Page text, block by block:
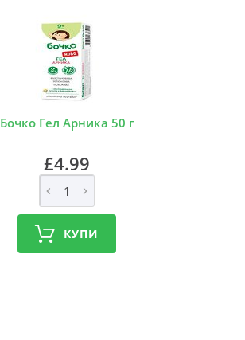
Бочко Гел Арника 50 г
£4.99
КУПИ